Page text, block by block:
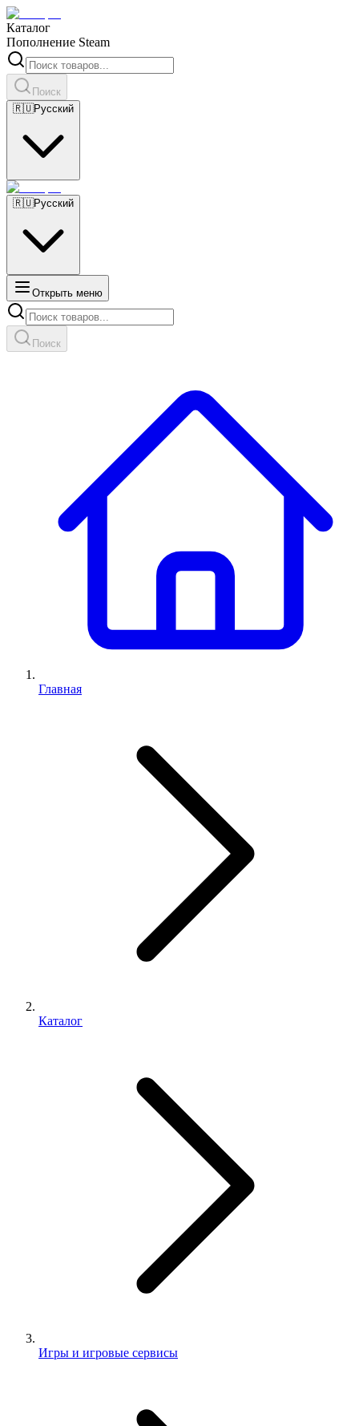
Каталог
Пополнение Steam
Поиск
🇷🇺Русский
🇷🇺Русский
Открыть меню
Поиск
Главная
Каталог
Игры и игровые сервисы